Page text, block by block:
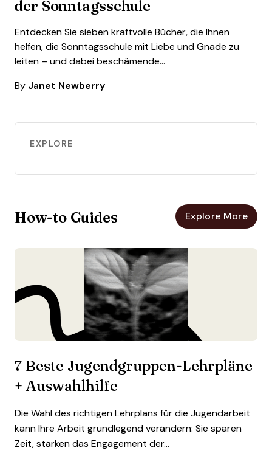
der Sonntagsschule
Entdecken Sie sieben kraftvolle Bücher, die Ihnen
helfen, die Sonntagsschule mit Liebe und Gnade zu
leiten – und dabei beschämende…
By Janet Newberry
EXPLORE
How-to Guides Explore More
7 Beste Jugendgruppen-Lehrpläne
+ Auswahlhilfe
Die Wahl des richtigen Lehrplans für die Jugendarbeit
kann Ihre Arbeit grundlegend verändern: Sie sparen
Zeit, stärken das Engagement der...